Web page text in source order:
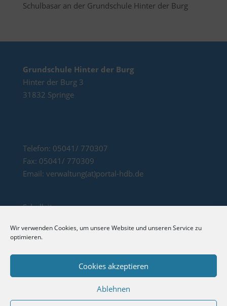
Wir verwenden Cookies, um unsere Website und unseren Service zu
optimieren.
Cookies akzeptieren
Ablehnen
Schulbasar an der Grundschule Hinter der Burg
Grundschule Hinter der Burg
Hinter der Burg 3
31832 Springe
Telefon: 05041/ 770307
Fax: 05041/ 770309
Email: verwaltung(at)portal-hdb.de
Schulleitung:
Frau Eva-Maria Battermann
Achmus